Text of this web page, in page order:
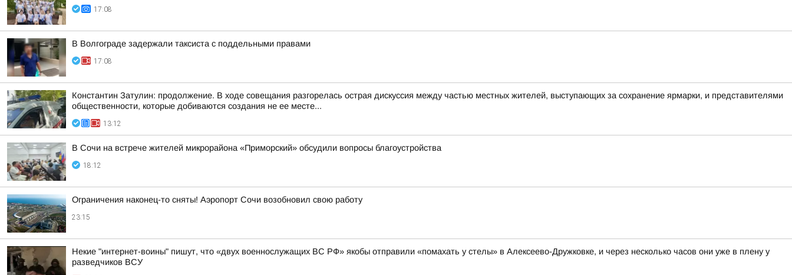
17:08
В Волгограде задержали таксиста с поддельными правами
17:08
Константин Затулин: продолжение. В ходе совещания разгорелась острая дискуссия между частью местных жителей, выступающих за сохранение ярмарки, и представителями
общественности, которые добиваются создания не ее месте...
13:12
В Сочи на встрече жителей микрорайона «Приморский» обсудили вопросы благоустройства
18:12
Ограничения наконец-то сняты! Аэропорт Сочи возобновил свою работу
23:15
Некие "интернет-воины" пишут, что «двух военнослужащих ВС РФ» якобы отправили «помахать у стелы» в Алексеево-Дружковке, и через несколько часов они уже в плену у
разведчиков ВСУ